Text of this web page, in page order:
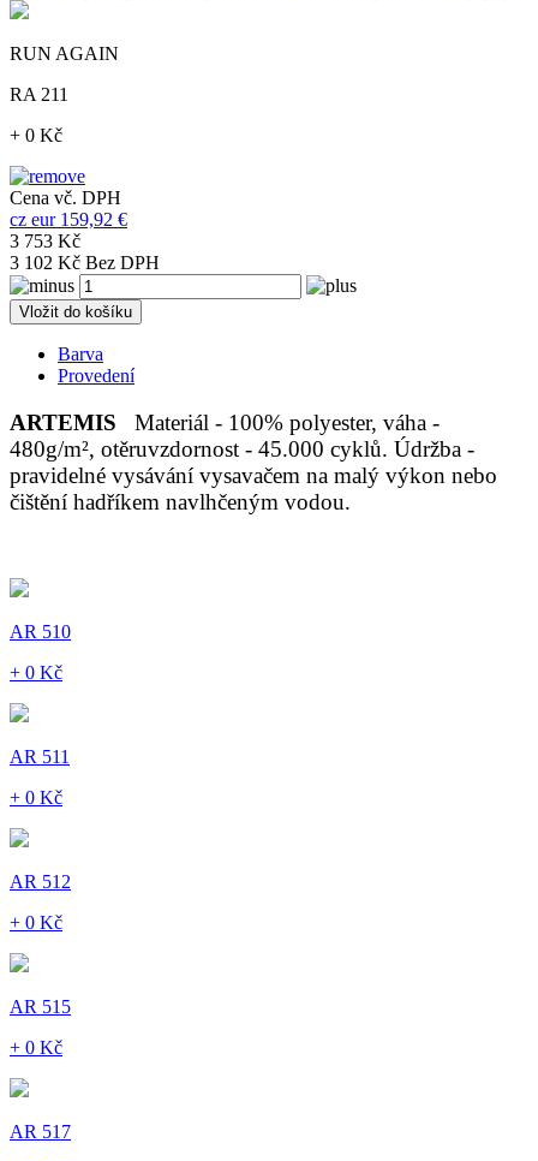
RUN AGAIN
RA 211
+ 0 Kč
Cena vč. DPH
cz eur 159,92 €
3 753 Kč
3 102 Kč Bez DPH
Vložit do košíku
Barva
Provedení
ARTEMIS
Materiál - 100% polyester, váha -
480g/m², otěruvzdornost - 45.000 cyklů. Údržba -
pravidelné vysávání vysavačem na malý výkon nebo
čištění hadříkem navlhčeným vodou.
AR 510
+ 0 Kč
AR 511
+ 0 Kč
AR 512
+ 0 Kč
AR 515
+ 0 Kč
AR 517